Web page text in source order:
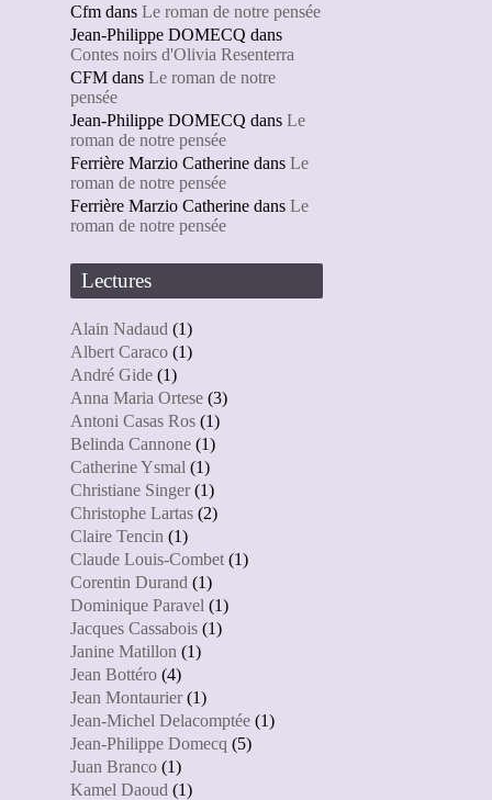
Cfm dans Le roman de notre pensée
Jean-Philippe DOMECQ dans
Contes noirs d'Olivia Resenterra
CFM dans Le roman de notre
pensée
Jean-Philippe DOMECQ dans Le
roman de notre pensée
Ferrière Marzio Catherine dans Le
roman de notre pensée
Ferrière Marzio Catherine dans Le
roman de notre pensée
Lectures
Alain Nadaud (1)
Albert Caraco (1)
André Gide (1)
Anna Maria Ortese (3)
Antoni Casas Ros (1)
Belinda Cannone (1)
Catherine Ysmal (1)
Christiane Singer(1)
Christophe Lartas (2)
Claire Tencin (1)
Claude Louis-Combet (1)
Corentin Durand (1)
Dominique Paravel (1)
Jacques Cassabois (1)
Janine Matillon (1)
Jean Bottéro (4)
Jean Montaurier(1)
Jean-Michel Delacomptée (1)
Jean-Philippe Domecq (5)
Juan Branco (1)
Kamel Daoud (1)